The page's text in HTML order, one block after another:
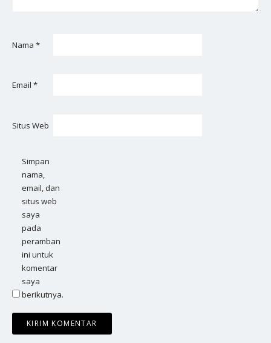
Nama *
Email *
Situs Web
Simpan
nama,
email, dan
situs web
saya
pada
peramban
ini untuk
komentar
saya
berikutnya.